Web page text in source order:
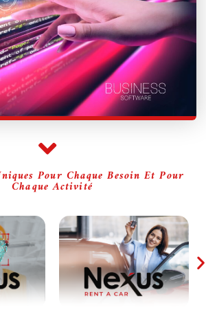
Pour Chaque Besoin Et Pour
Chaque Activité